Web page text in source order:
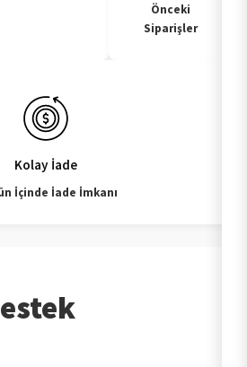
Önceki
Siparişler
Kolay İade
İçinde İade İmkanı